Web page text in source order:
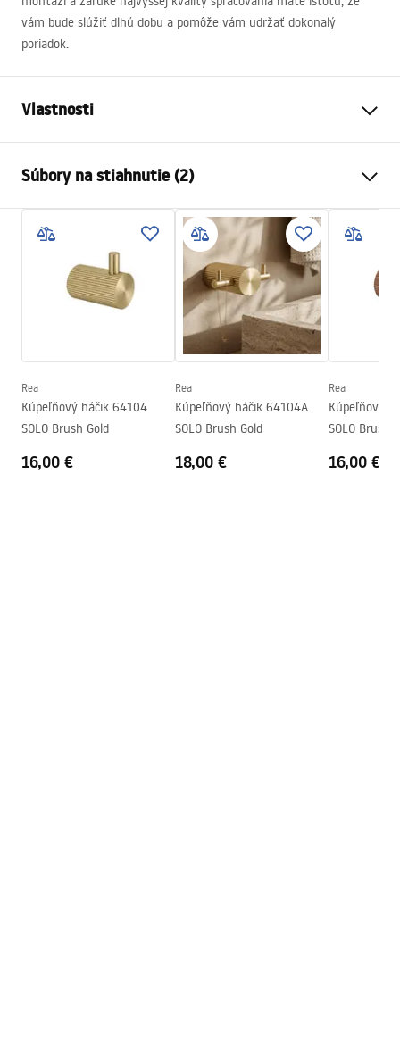
vám bude slúžiť dlhú dobu a pomôže vám udržať dokonalý
poriadok.
Vlastnosti
Materiál
Spôsob montáže
Skrutkovací
Šírka
72
mm
30 mm
52
mm
Solo
24 mesiacov
Súbory na stiahnutie (2)
Záručné podmienky
Warranty_Terms_and_Conditions_Accessories_-_24.pdf
Bezpečnostné informácie
Safety_Information_Accessories.pdf
Rea
Kúpeľňový háčik 64104
SOLO Brush Gold
16,00 €
Rea
Kúpeľňový háčik 64104A
SOLO Brush Gold
18,00 €
Rea
Kúpeľňový
SOLO Brush
16,00 €